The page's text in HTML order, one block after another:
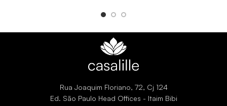
harmonizam lindamente com o grão
Rua Joaquim Floriano, 72, Cj 124
Ed. São Paulo Head Offices - Itaim Bibi